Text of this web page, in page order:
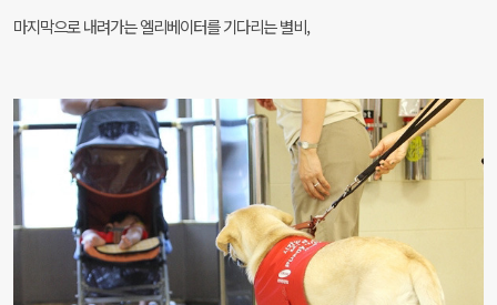
마지막으로 내려가는 엘리베이터를 기다리는 별비,